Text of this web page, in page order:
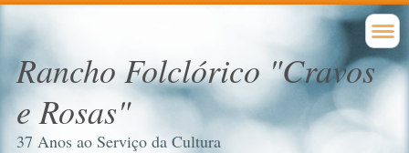
Rancho Folclórico "Cravos
e Rosas"
37 Anos ao Serviço da Cultura